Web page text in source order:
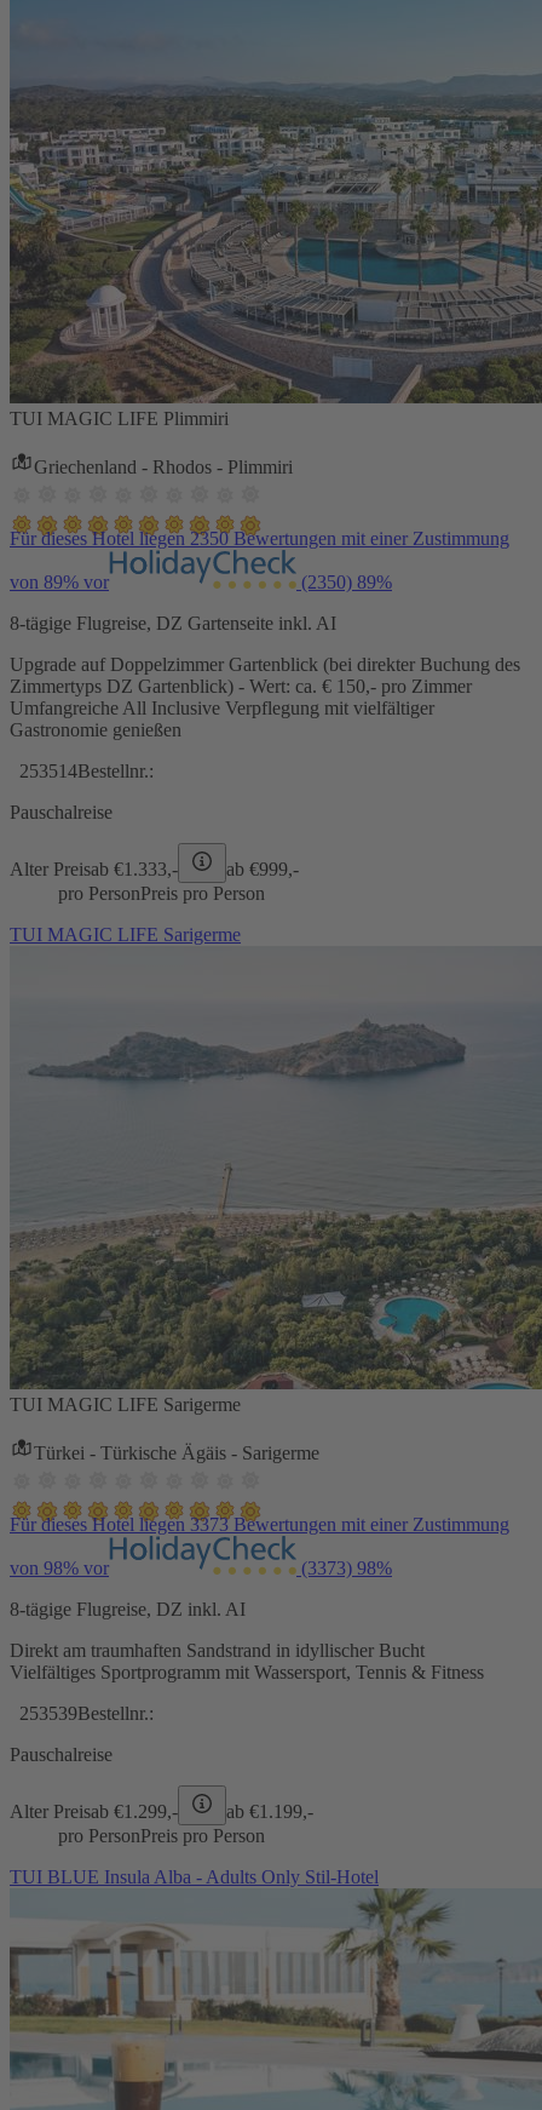
TUI MAGIC LIFE Plimmiri
Griechenland - Rhodos - Plimmiri
Für dieses Hotel liegen 2350 Bewertungen mit einer Zustimmung
von 89% vor (2350) 89%
8-tägige Flugreise, DZ Gartenseite inkl. AI
Upgrade auf Doppelzimmer Gartenblick (bei direkter Buchung des
Zimmertyps DZ Gartenblick) - Wert: ca. € 150,- pro Zimmer
Umfangreiche All Inclusive Verpflegung mit vielfältiger
Gastronomie genießen
253514Bestellnr.:
Pauschalreise
Alter Preisab €1.333,- ab €999,-
pro PersonPreis pro Person
TUI MAGIC LIFE Sarigerme
TUI MAGIC LIFE Sarigerme
Türkei - Türkische Ägäis - Sarigerme
Für dieses Hotel liegen 3373 Bewertungen mit einer Zustimmung
von 98% vor (3373) 98%
8-tägige Flugreise, DZ inkl. AI
Direkt am traumhaften Sandstrand in idyllischer Bucht
Vielfältiges Sportprogramm mit Wassersport, Tennis & Fitness
253539Bestellnr.:
Pauschalreise
Alter Preisab €1.299,- ab €1.199,-
pro PersonPreis pro Person
TUI BLUE Insula Alba - Adults Only Stil-Hotel